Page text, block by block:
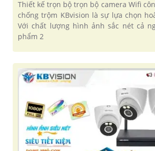
Thiết kế trọn bộ trọn bộ camera Wifi
chống trộm KBvision là sự lựa chọn
Với chất lượng hình ảnh sắc nét cả
phẩm 2